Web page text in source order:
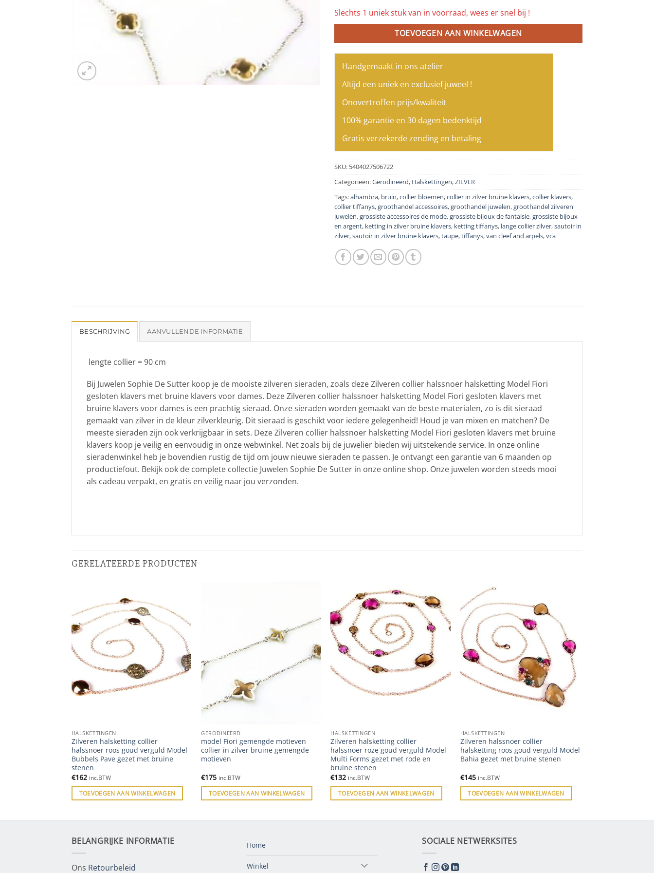
Slechts 1 uniek stuk van in voorraad, wees er snel bij !
TOEVOEGEN AAN WINKELWAGEN
Handgemaakt in ons atelier
Altijd een uniek en exclusief juweel !
Onovertroffen prijs/kwaliteit
100% garantie en 30 dagen bedenktijd
Gratis verzekerde zending en betaling
SKU: 5404027506722
Categorieën:Gerodineerd, Halskettingen,ZILVER
Tags:alhambra, bruin,collier bloemen,collier in zilver bruine klavers,collier klavers,
collier tiffanys,groothandel accessoires,groothandel juwelen,groothandel zilveren
juwelen,grossiste accessoires de mode,grossiste bijoux de fantaisie,grossiste bijoux
en argent, ketting in zilver bruine klavers, ketting tiffanys, lange collier zilver,sautoir in
zilver,sautoir in zilver bruine klavers,taupe,tiffanys,van cleef and arpels,vca
BESCHRIJVING AANVULLENDE INFORMATIE
lengte collier = 90 cm
Bij Juwelen Sophie De Sutter koop je de mooiste zilveren sieraden, zoals deze Zilveren collier halssnoer halsketting Model Fiori
gesloten klavers met bruine klavers voor dames. Deze Zilveren collier halssnoer halsketting Model Fiori gesloten klavers met
bruine klavers voor dames is een prachtig sieraad. Onze sieraden worden gemaakt van de beste materialen, zo is dit sieraad
gemaakt van zilver in de kleur zilverkleurig. Dit sieraad is geschikt voor iedere gelegenheid! Houd je van mixen en matchen? De
meeste sieraden zijn ook verkrijgbaar in sets. Deze Zilveren collier halssnoer halsketting Model Fiori gesloten klavers met bruine
klavers koop je veilig en eenvoudig in onze webwinkel. Net zoals bij de juwelier bieden wij uitstekende service. In onze online
sieradenwinkel heb je bovendien rustig de tijd om jouw nieuwe sieraden te passen. Je ontvangt een garantie van 6 maanden op
productiefout. Bekijk ook de complete collectie Juwelen Sophie De Sutter in onze online shop. Onze juwelen worden steeds mooi
als cadeau verpakt, en gratis en veilig naar jou verzonden.
GERELATEERDE PRODUCTEN
HALSKETTINGEN
Zilveren halsketting collier
halssnoer roos goud verguld Model
Bubbels Pave gezet met bruine
stenen
€162 inc.BTW
TOEVOEGEN AAN WINKELWAGEN
GERODINEERD
model Fiori gemengde motieven
collier in zilver bruine gemengde
motieven
€175 inc.BTW
TOEVOEGEN AAN WINKELWAGEN
HALSKETTINGEN
Zilveren halsketting collier
halssnoer roze goud verguld Model
Multi Forms gezet met rode en
bruine stenen
€132 inc.BTW
TOEVOEGEN AAN WINKELWAGEN
HALSKETTINGEN
Zilveren halssnoer collier
halsketting roos goud verguld Model
Bahia gezet met bruine stenen
€145 inc.BTW
TOEVOEGEN AAN WINKELWAGEN
BELANGRIJKE INFORMATIE
Ons Retourbeleid
Home
Winkel
SOCIALE NETWERKSITES